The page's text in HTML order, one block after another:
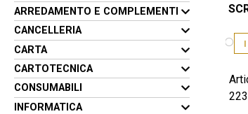
ARREDAMENTO E COMPLEMENTI
CANCELLERIA
CARTA
CARTOTECNICA
CONSUMABILI
INFORMATICA
223